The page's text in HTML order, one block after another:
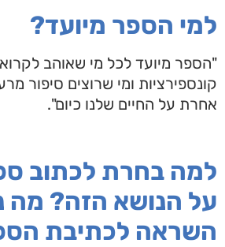
למי הספר מיועד?
"הספר מיועד לכל מי שאוהב
קונספירציות ומי שרוצים סיפור
אחרת על החיים שלנו כיום".
למה בחרת לכתוב
על הנושא הזה? מה
השראה לכתיבת